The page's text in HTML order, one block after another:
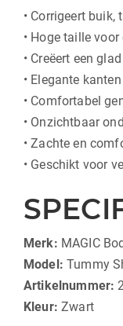
• Corrigeert buik,
• Hoge taille
• Creëert een
• Elegante
• Comfortabel
• Onzichtbaar
• Zachte en
• Geschikt voor
Merk: MAGIC
Model: Tummy
Artikelnummer:
Kleur: Zwart